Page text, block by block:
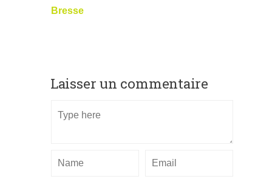
Bresse
Laisser un commentaire